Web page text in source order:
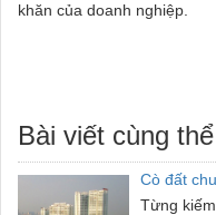
khăn của doanh nghiệp.
Bài viết cùng
Cò đất
Từng